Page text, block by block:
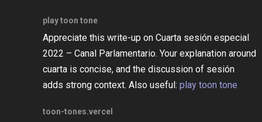
play toon tone
Appreciate this write-up on Cuarta sesión especial
2022 – Canal Parlamentario. Your explanation around
cuarta is concise, and the discussion of sesión
adds strong context. Also useful: play toon tone
toon-tones.vercel